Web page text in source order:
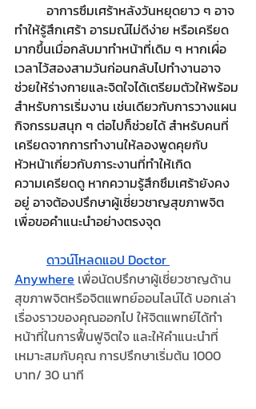
อาการซึมเศร้าหลังวันหยุดยาว ๆ อาจ
ทำให้รู้สึกเศร้า อารมณ์ไม่ดีง่าย หรือเครียด
มากขึ้นเมื่อกลับมาทำหน้าที่เดิม ๆ หากเผื่อ
เวลาไว้สองสามวันก่อนกลับไปทำงานอาจ
ช่วยให้ร่างกายและจิตใจได้เตรียมตัวให้พร้อม
สำหรับการเริ่มงาน เช่นเดียวกับการวางแผน
กิจกรรมสนุก ๆ ต่อไปก็ช่วยได้ สำหรับคนที่
เครียดจากการทำงานให้ลองพูดคุยกับ
หัวหน้าเกี่ยวกับภาระงานที่ทำให้เกิด
ความเครียดดู หากความรู้สึกซึมเศร้ายังคง
อยู่ อาจต้องปรึกษาผู้เชี่ยวชาญสุขภาพจิต
เพื่อขอคำแนะนำอย่างตรงจุด
ดาวน์โหลดแอป Doctor
Anywhere เพื่อนัดปรึกษาผู้เชี่ยวชาญด้าน
สุขภาพจิตหรือจิตแพทย์ออนไลน์ได้ บอกเล่า
เรื่องราวของคุณออกไป ให้จิตแพทย์ได้ทำ
หน้าที่ในการฟื้นฟูจิตใจ และให้คำแนะนำที่
เหมาะสมกับคุณ การปรึกษาเริ่มต้น 1000
บาท/ 30 นาที